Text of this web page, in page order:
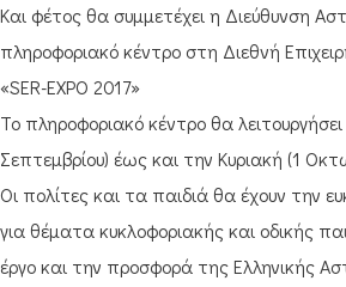
Και φέτος θα συμμετέχει η Διεύθυνση
πληροφοριακό κέντρο στη Διεθνή
«SER-EXPO 2017»
Το πληροφοριακό κέντρο θα
Σεπτεμβρίου) έως και την Κυριακή (1
Οι πολίτες και τα παιδιά θα έχουν την
για θέματα κυκλοφοριακής και οδικής
έργο και την προσφορά της Ελληνικής